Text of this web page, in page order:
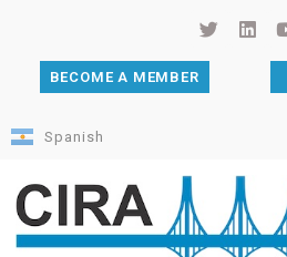
BECOME A MEMBER
Spanish